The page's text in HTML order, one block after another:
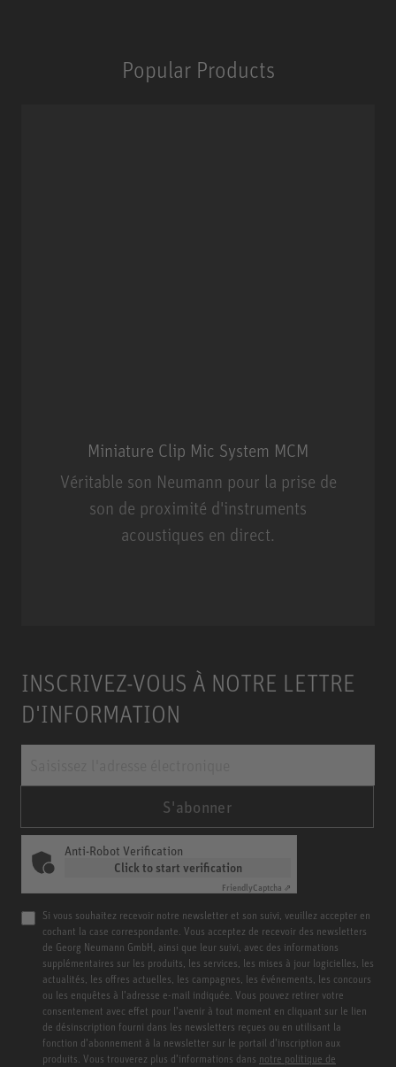
Popular Products
Miniature Clip Mic System MCM
Véritable son Neumann pour la prise de
son de proximité d'instruments
acoustiques en direct.
INSCRIVEZ-VOUS À NOTRE LETTRE
D'INFORMATION
S'abonner
Anti-Robot Verification
Click to start verification
FriendlyCaptcha ⇗
Si vous souhaitez recevoir notre newsletter et son suivi, veuillez accepter en
cochant la case correspondante. Vous acceptez de recevoir des newsletters
de Georg Neumann GmbH, ainsi que leur suivi, avec des informations
supplémentaires sur les produits, les services, les mises à jour logicielles, les
actualités, les offres actuelles, les campagnes, les événements, les concours
ou les enquêtes à l’adresse e-mail indiquée. Vous pouvez retirer votre
consentement avec effet pour l’avenir à tout moment en cliquant sur le lien
de désinscription fourni dans les newsletters reçues ou en utilisant la
fonction d’abonnement à la newsletter sur le portail d’inscription aux
produits. Vous trouverez plus d’informations dans notre politique de